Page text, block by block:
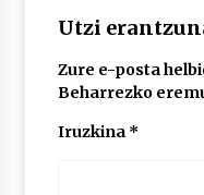
Tiga,
Utzi
Zure e-posta
Beharrezko
Iruzkina *